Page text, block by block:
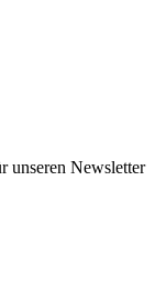
unseren Newsletter